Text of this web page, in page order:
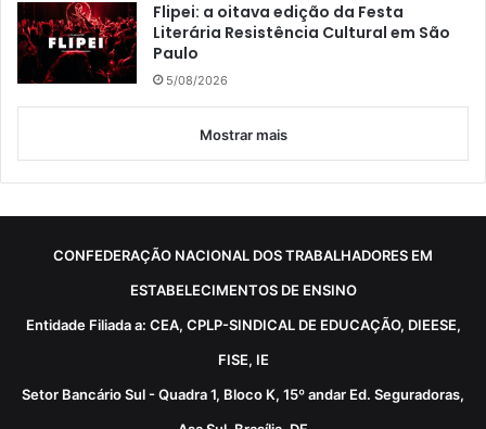
Flipei: a oitava edição da Festa
Literária Resistência Cultural em São
Paulo
5/08/2026
Mostrar mais
CONFEDERAÇÃO NACIONAL DOS TRABALHADORES EM
ESTABELECIMENTOS DE ENSINO
Entidade Filiada a: CEA, CPLP-SINDICAL DE EDUCAÇÃO, DIEESE,
FISE, IE
Setor Bancário Sul - Quadra 1, Bloco K, 15º andar Ed. Seguradoras,